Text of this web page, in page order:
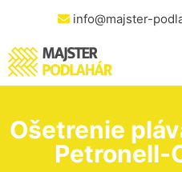
info@majster-
Ošetrenie
Petronell-